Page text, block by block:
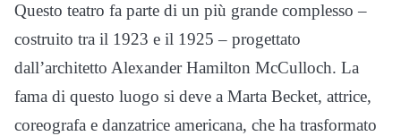
Questo teatro fa parte di un più grande complesso –
costruito tra il 1923 e il 1925 – progettato
dall’architetto Alexander Hamilton McCulloch. La
fama di questo luogo si deve a Marta Becket, attrice,
coreografa e danzatrice americana, che ha trasformato